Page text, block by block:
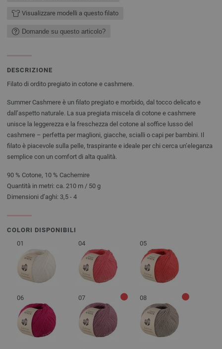
Visualizzare modelli a questo filato
Domande su questo articolo?
DESCRIZIONE
Filato di ordito pregiato in cotone e cashmere.
Summer Cashmere è un filato pregiato e morbido, dal tocco delicato e
dall’aspetto naturale. La sua pregiata miscela di cotone e cashmere
unisce la leggerezza e la freschezza del cotone al soffice lusso del
cashmere – perfetta per maglioni, giacche, scialli o capi per bambini. Il
filato è piacevole sulla pelle, traspirante e ideale per chi cerca un’eleganza
semplice con un comfort di alta qualità.
90 % Cotone, 10 % Cachemire
Quantità in metri: ca. 210 m / 50 g
Dimensioni d’aghi: 3,5 - 4
COLORI DISPONIBILI
01
04 05
06 07 08